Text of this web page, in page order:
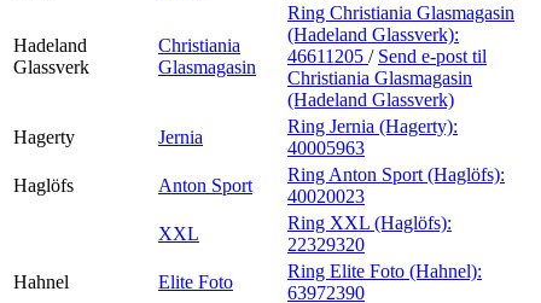
Magasin
Finn frem
Hadeland
Glassverk
Christiania
Glasmagasin
Ring Christiania Glasmagasin
(Hadeland Glassverk):
46611205 / Send e-post til
Christiania Glasmagasin
(Hadeland Glassverk)
Hagerty
Jernia
Ring Jernia (Hagerty):
40005963
Haglöfs
Anton Sport
Ring Anton Sport (Haglöfs):
40020023
XXL
Ring XXL (Haglöfs):
22329320
Hahnel
Elite Foto
Ring Elite Foto (Hahnel):
63972390